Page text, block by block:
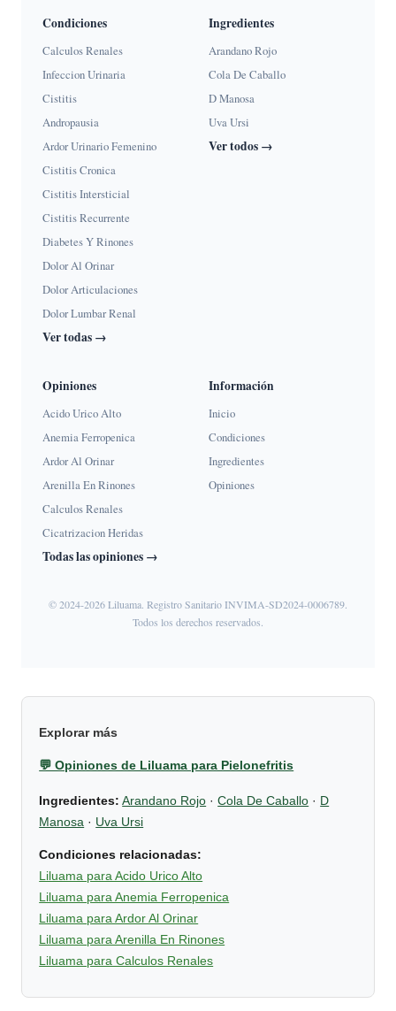
Condiciones
Calculos Renales
Infeccion Urinaria
Cistitis
Andropausia
Ardor Urinario Femenino
Cistitis Cronica
Cistitis Intersticial
Cistitis Recurrente
Diabetes Y Rinones
Dolor Al Orinar
Dolor Articulaciones
Dolor Lumbar Renal
Ver todas →
Ingredientes
Arandano Rojo
Cola De Caballo
D Manosa
Uva Ursi
Ver todos →
Opiniones
Acido Urico Alto
Anemia Ferropenica
Ardor Al Orinar
Arenilla En Rinones
Calculos Renales
Cicatrizacion Heridas
Todas las opiniones →
Información
Inicio
Condiciones
Ingredientes
Opiniones
© 2024-2026 Liluama. Registro Sanitario INVIMA-SD2024-0006789.
Todos los derechos reservados.
Explorar más
💬 Opiniones de Liluama para Pielonefritis
Ingredientes: Arandano Rojo ·Cola De Caballo · D
Manosa · Uva Ursi
Condiciones relacionadas:
Liluama para Acido Urico Alto
Liluama para Anemia Ferropenica
Liluama para Ardor Al Orinar
Liluama para Arenilla En Rinones
Liluama para Calculos Renales